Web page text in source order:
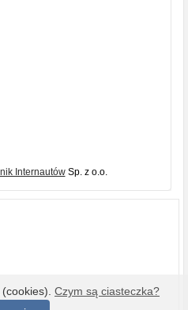
InternautówSp. z o.o.
Czym są ciasteczka?